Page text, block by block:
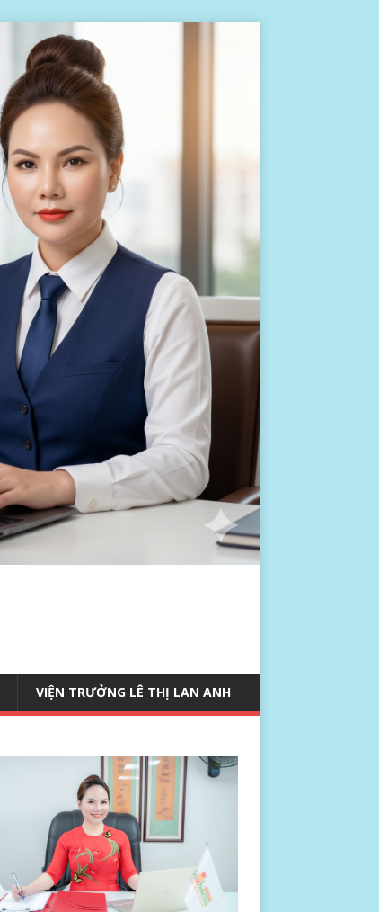
VIỆN TRƯỞNG LÊ THỊ LAN ANH